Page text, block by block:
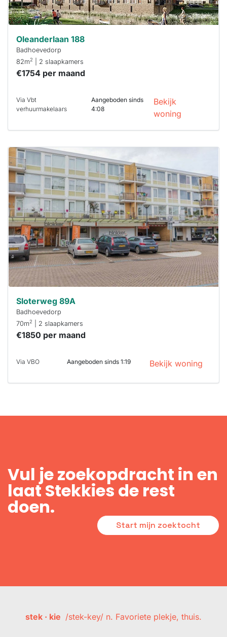
je hierbij!
Oleanderlaan 188
Badhoevedorp
82m2 | 2 slaapkamers
€1754 per maand
Via Vbt
verhuurmakelaars
Aangeboden sinds
4:08
Bekijk
woning
is
waarschijnlijk
al verhuurd
Om kans te
maken moet je
binnen 15
minuten
reageren.
Stekkies helpt
je hierbij!
Sloterweg 89A
Badhoevedorp
70m2 | 2 slaapkamers
€1850 per maand
Via VBO Aangeboden sinds 1:19 Bekijk woning
Vul je zoekopdracht in en
laat Stekkies de rest
doen.
Start mijn zoektocht
stek · kie /stek-key/ n. Favoriete plekje, thuis.